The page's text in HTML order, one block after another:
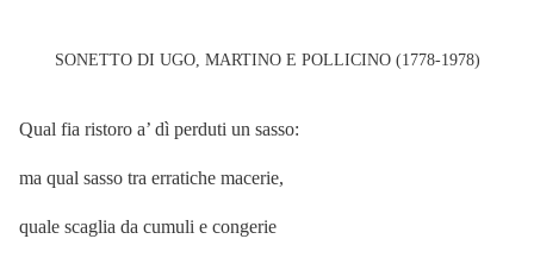
SONETTO DI UGO, MARTINO E POLLICINO (1778-1978)
Qual fia ristoro a’ dì perduti un sasso:
ma qual sasso tra erratiche macerie,
quale scaglia da cumuli e congerie